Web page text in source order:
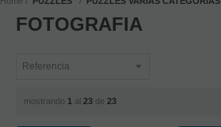
FOTOGRAFIA
mostrando 1 al 23 de 23